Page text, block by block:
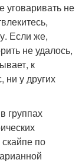
уговаривать не
Если же,
не удалось,
к
ни у других
группах
по